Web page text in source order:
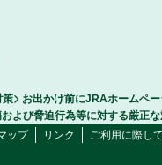
策
お出かけ前にJRAホームペ
よび脅迫行為等に対する厳正
ップ リンク ご利用に際し